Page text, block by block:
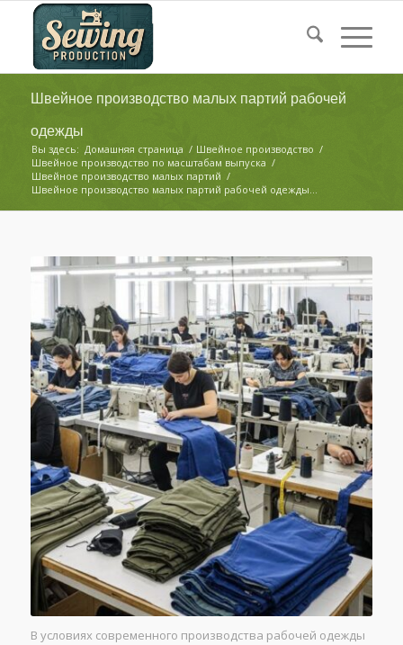
Швейное производство малых партий рабочей
одежды
Вы здесь: Домашняя страница / Швейное производство /
Швейное производство по масштабам выпуска /
Швейное производство малых партий /
Швейное производство малых партий рабочей одежды...
В условиях современного производства рабочей одежды